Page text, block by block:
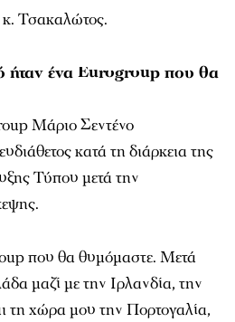
Τσακαλώτος.
ήταν ένα Eurogroup που θα
Μάριο Σεντένο
κατά τη διάρκεια της
Τύπου μετά την
που θα θυμόμαστε. Μετά
μαζί με την Ιρλανδία, την
τη χώρα μου την Πορτογαλία,